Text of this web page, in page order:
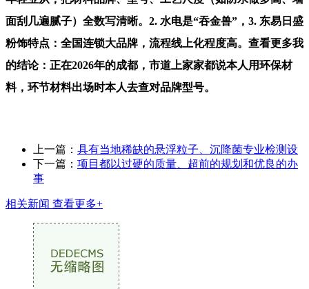
面刮几遍腻子）全数写清晰。2. 水电是“吞金兽”，3. 东易日盛
粉饰特点：全国连锁大品牌，流程线上化程度高。查看更多我
的结论：正在2026年的成都，市道上家家都说本人用环保材
料，环节材料出场时本人去查对品牌型号。
上一篇： 具有当地稀缺的悬浮粒子、沉降菌专业检测设
下一篇： 项目都以过硬的质量、超前的规划和优良的办
事
相关新闻 查看更多+